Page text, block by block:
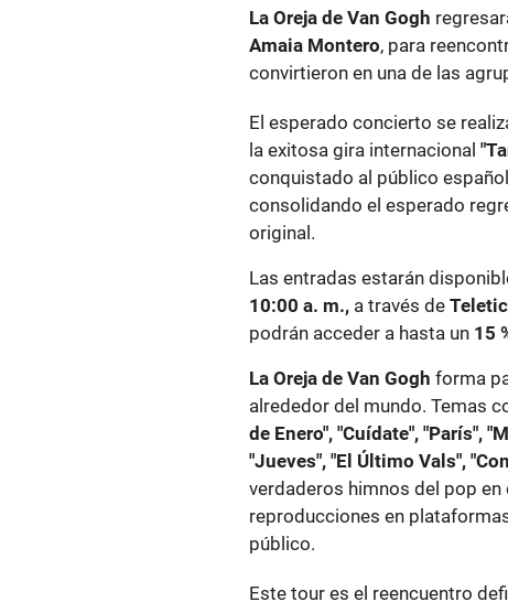
La Oreja de Van Gogh
Amaia Montero, para
convirtieron en una de las
El esperado concierto se
la exitosa gira internacional
conquistado al público
consolidando el esperado
original.
Las entradas estarán
10:00 a. m., a través de
podrán acceder a hasta un 15
La Oreja de Van Gogh forma
alrededor del mundo. Temas
de Enero", "Cuídate", "París",
"Jueves", "El Último Vals",
verdaderos himnos del pop
reproducciones en
público.
Este tour es el reencuentro